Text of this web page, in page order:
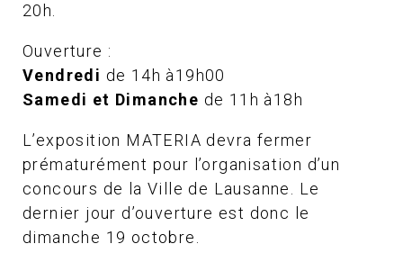
20h.
Ouverture :
Vendredi de 14h à19h00
Samedi et Dimanche de 11h à18h
L’exposition MATERIA devra fermer
prématurément pour l’organisation d’un
concours de la Ville de Lausanne. Le
dernier jour d’ouverture est donc le
dimanche 19 octobre.